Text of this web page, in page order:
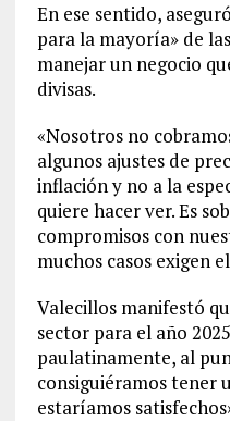
En ese sentido,
para la mayoría» de
manejar un negocio
divisas.
«Nosotros no
algunos ajustes de
inflación y no a la
quiere hacer ver. Es
compromisos con
muchos casos exigen
Valecillos manifestó
sector para el año
paulatinamente, al
consiguiéramos tener
estaríamos